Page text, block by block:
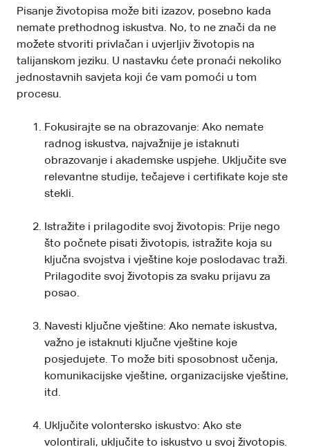
Pisanje životopisa može biti izazov, posebno kada
nemate prethodnog iskustva. No, to ne znači da ne
možete stvoriti privlačan i uvjerljiv životopis na
talijanskom jeziku. U nastavku ćete pronaći nekoliko
jednostavnih savjeta koji će vam pomoći u tom
procesu.
Fokusirajte se na obrazovanje: Ako nemate
radnog iskustva, najvažnije je istaknuti
obrazovanje i akademske uspjehe. Uključite sve
relevantne studije, tečajeve i certifikate koje ste
stekli.
Istražite i prilagodite svoj životopis: Prije nego
što počnete pisati životopis, istražite koja su
ključna svojstva i vještine koje poslodavac traži.
Prilagodite svoj životopis za svaku prijavu za
posao.
Navesti ključne vještine: Ako nemate iskustva,
važno je istaknuti ključne vještine koje
posjedujete. To može biti sposobnost učenja,
komunikacijske vještine, organizacijske vještine,
itd.
Uključite volontersko iskustvo: Ako ste
volontirali, uključite to iskustvo u svoj životopis.